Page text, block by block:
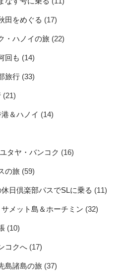
田をめぐる (17)
・ハノイの旅 (22)
回も (14)
旅行 (33)
(21)
＆ハノイ (14)
タヤ・バンコク (16)
の旅 (59)
日倶楽部パスでSLに乗る (11)
メット島＆ホーチミン (32)
(10)
コクへ (17)
島諸島の旅 (37)